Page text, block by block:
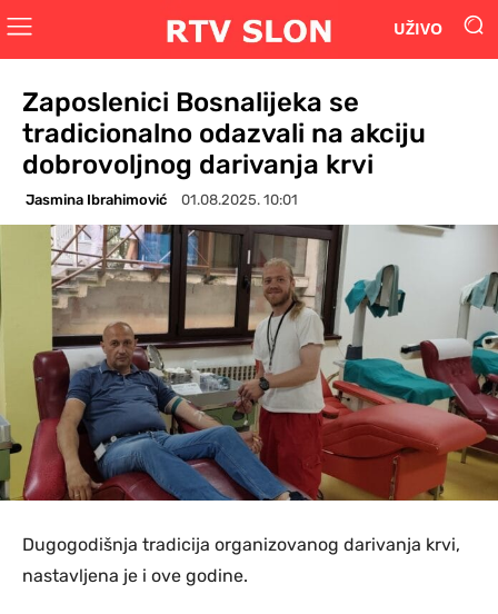
UŽIVO
Zaposlenici Bosnalijeka se
tradicionalno odazvali na akciju
dobrovoljnog darivanja krvi
Jasmina Ibrahimović 01.08.2025. 10:01
Dugogodišnja tradicija organizovanog darivanja krvi,
nastavljena je i ove godine.